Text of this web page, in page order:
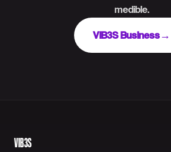
medible.
VIB3S Business→
VIB3S